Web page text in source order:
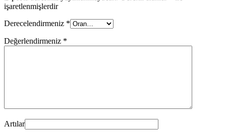
işaretlenmişlerdir
Derecelendirmeniz *
Değerlendirmeniz *
Artılar